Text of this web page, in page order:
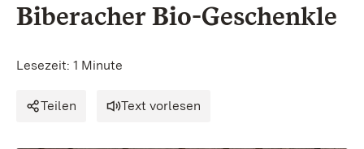
Biberacher Bio-Geschenkle
Lesezeit: 1 Minute
Teilen Text vorlesen